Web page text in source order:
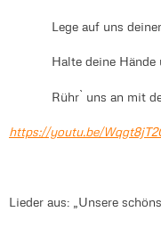
Lege auf uns deinen
Halte deine Hände
Rühr` uns an mit
https://youtu.be/
Lieder aus: „Unsere